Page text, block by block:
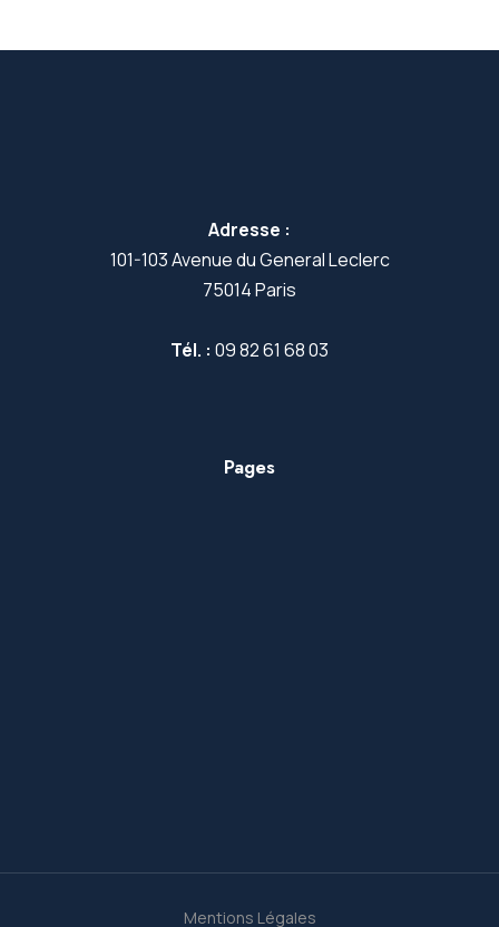
Adresse :
101-103 Avenue du General Leclerc
75014 Paris
Tél. : 09 82 61 68 03
Pages
Mentions Légales